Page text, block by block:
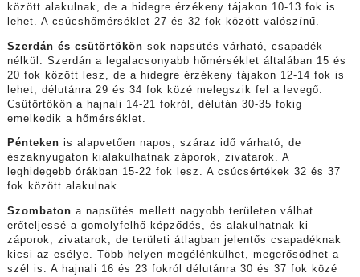
között alakulnak, de a hidegre érzékeny tájakon 10-13 fok is
lehet. A csúcshőmérséklet 27 és 32 fok között valószínű.
Szerdán és csütörtökön sok napsütés várható, csapadék
nélkül. Szerdán a legalacsonyabb hőmérséklet általában 15 és
20 fok között lesz, de a hidegre érzékeny tájakon 12-14 fok is
lehet, délutánra 29 és 34 fok közé melegszik fel a levegő.
Csütörtökön a hajnali 14-21 fokról, délután 30-35 fokig
emelkedik a hőmérséklet.
Pénteken is alapvetően napos, száraz idő várható, de
északnyugaton kialakulhatnak záporok, zivatarok. A
leghidegebb órákban 15-22 fok lesz. A csúcsértékek 32 és 37
fok között alakulnak.
Szombaton a napsütés mellett nagyobb területen válhat
erőteljessé a gomolyfelhő-képződés, és alakulhatnak ki
záporok, zivatarok, de területi átlagban jelentős csapadéknak
kicsi az esélye. Több helyen megélénkülhet, megerősödhet a
szél is. A hajnali 16 és 23 fokról délutánra 30 és 37 fok közé